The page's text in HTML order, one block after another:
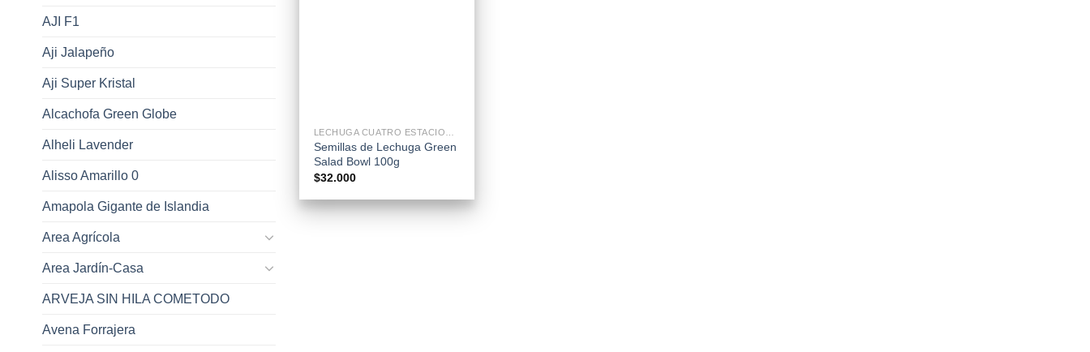
AJI F1
Aji Jalapeño
Aji Super Kristal
Alcachofa Green Globe
Alheli Lavender
Alisso Amarillo 0
Amapola Gigante de Islandia
Area Agrícola
Area Jardín-Casa
ARVEJA SIN HILA COMETODO
Avena Forrajera
Semillas de Lechuga Green
Salad Bowl 100g
$32.000